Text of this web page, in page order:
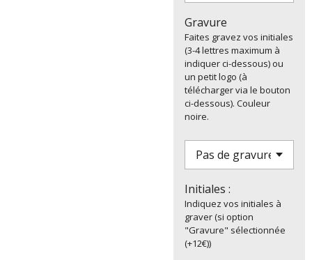
Gravure
Faites gravez vos initiales
(3-4 lettres maximum à
indiquer ci-dessous) ou
un petit logo (à
télécharger via le bouton
ci-dessous). Couleur
noire.
Initiales :
Indiquez vos initiales à
graver (si option
"Gravure" sélectionnée
(+12€))